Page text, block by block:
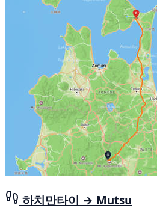
하치만타이 → Mutsu